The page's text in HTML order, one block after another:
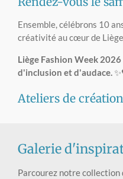
Ensemble, célébrons 10
créativité au cœur de Liège.
Liège Fashion Week
d'inclusion et d'audace.
Ateliers de création
Galerie
Parcourez notre